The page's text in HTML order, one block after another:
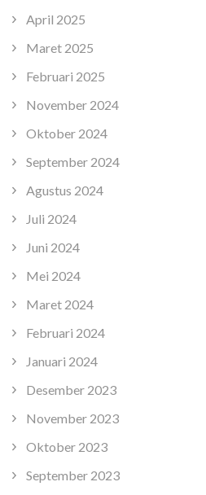
April 2025
Maret 2025
Februari 2025
November 2024
Oktober 2024
September 2024
Agustus 2024
Juli 2024
Juni 2024
Mei 2024
Maret 2024
Februari 2024
Januari 2024
Desember 2023
November 2023
Oktober 2023
September 2023